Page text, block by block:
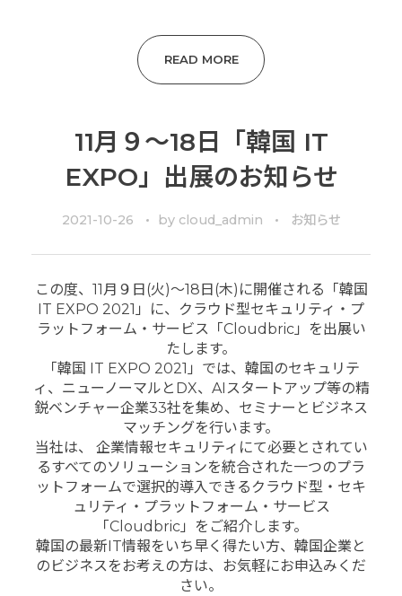
READ MORE
11月９～18日「韓国 IT
EXPO」出展のお知らせ
2021-10-26 by cloud_admin お知らせ
この度、11月９日(火)～18日(木)に開催される「韓国
IT EXPO 2021」に、クラウド型セキュリティ・プ
ラットフォーム・サービス「Cloudbric」を出展い
たします。
「韓国 IT EXPO 2021」では、韓国のセキュリテ
ィ、ニューノーマルとDX、AIスタートアップ等の精
鋭ベンチャー企業33社を集め、セミナーとビジネス
マッチングを行います。
当社は、 企業情報セキュリティにて必要とされてい
るすべてのソリューションを統合された一つのプラ
ットフォームで選択的導入できるクラウド型・セキ
ュリティ・プラットフォーム・サービス
「Cloudbric」をご紹介します。
韓国の最新IT情報をいち早く得たい方、韓国企業と
のビジネスをお考えの方は、お気軽にお申込みくだ
さい。